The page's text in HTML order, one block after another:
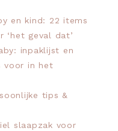
en kind: 22 items
geval dat’
inpaklijst en
voor in het
tips &
slaapzak voor